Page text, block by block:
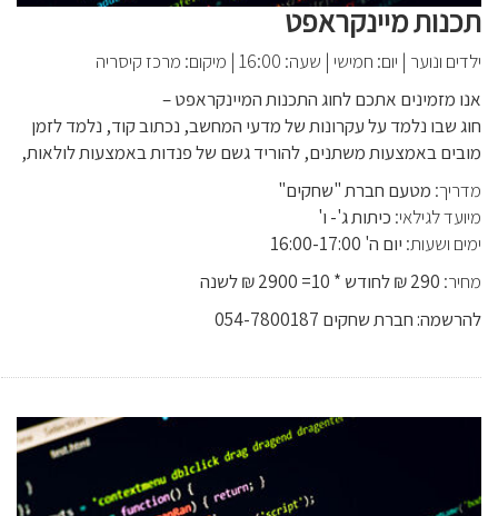
תכנות מיינקראפט
ילדים ונוער | יום: חמישי | שעה: 16:00 | מיקום: מרכז קיסריה
אנו מזמינים אתכם לחוג התכנות המיינקראפט –
חוג שבו נלמד על עקרונות של מדעי המחשב, נכתוב קוד, נלמד לזמן
מובים באמצעות משתנים, להוריד גשם של פנדות באמצעות לולאות,
מדריך: מטעם חברת "שחקים"
מיועד לגילאי: כיתות ג'- ו'
ימים ושעות: יום ה' 16:00-17:00
מחיר:
להרשמה: חברת שחקים 054-7800187